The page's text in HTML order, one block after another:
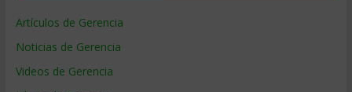
Artículos de Gerencia
Noticias de Gerencia
Videos de Gerencia